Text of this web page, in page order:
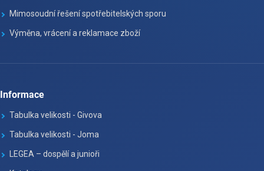
Mimosoudní řešení spotřebitelských sporu
Výměna, vrácení a reklamace zboží
Informace
Tabulka velikosti - Givova
Tabulka velikosti - Joma
LEGEA – dospělí a junioři